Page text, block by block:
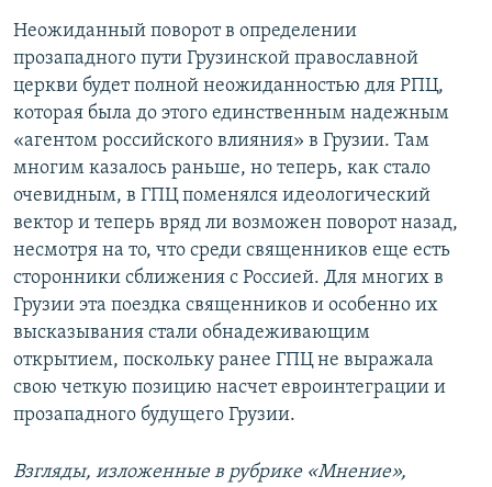
Неожиданный поворот в определении
прозападного пути Грузинской православной
церкви будет полной неожиданностью для РПЦ,
которая была до этого единственным надежным
«агентом российского влияния» в Грузии. Там
многим казалось раньше, но теперь, как стало
очевидным, в ГПЦ поменялся идеологический
вектор и теперь вряд ли возможен поворот назад,
несмотря на то, что среди священников еще есть
сторонники сближения с Россией. Для многих в
Грузии эта поездка священников и особенно их
высказывания стали обнадеживающим
открытием, поскольку ранее ГПЦ не выражала
свою четкую позицию насчет евроинтеграции и
прозападного будущего Грузии.
Взгляды, изложенные в рубрике «Мнение»,